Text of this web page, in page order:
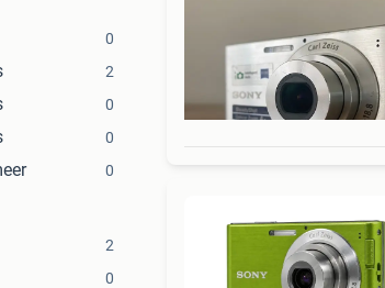
0
2
0
0
0
2
0